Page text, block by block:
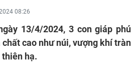
08:26
13/4/2024, 3 con giáp phú
cao như núi, vượng khí tràn
hạ.